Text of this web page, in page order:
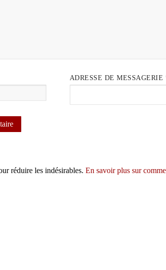
ADRESSE DE MESSAGERIE
réduire les indésirables. En savoir plus sur